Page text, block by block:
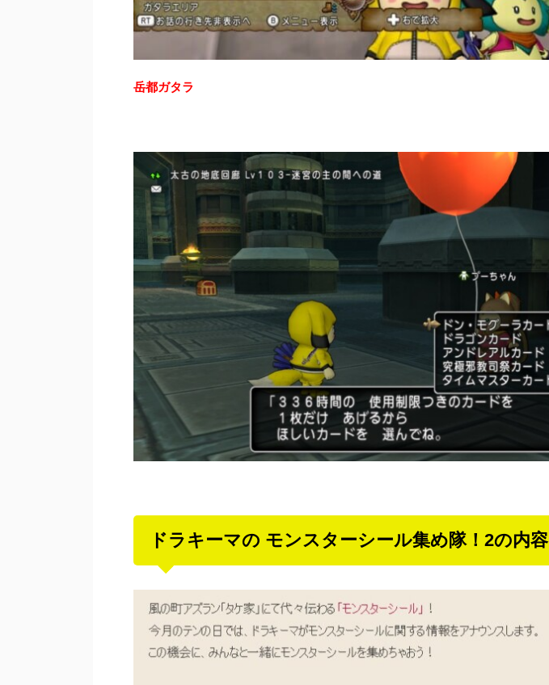
岳都ガタラ
ドラキーマの モンスターシール集め隊！2の内容